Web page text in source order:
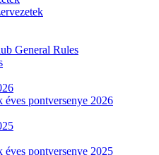
General Rules
pontversenye 2026
pontversenye 2025